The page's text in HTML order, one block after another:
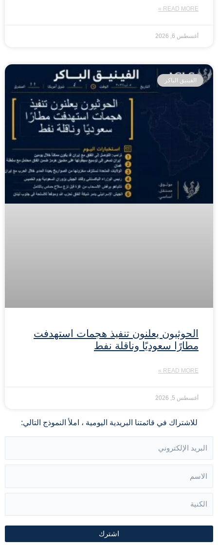
READ MORE »
أغسطس 6, 2026
الفينيق الباكر
الحوثيون يعلنون تنفيذ هجمات استهدفت
مطارًا سعوديًا وناقلة نفط
READ MORE »
أغسطس 5, 2026
للاشتراك في قائمتنا البريدية اليومية ، املأ النموذج التالي:
اشترك